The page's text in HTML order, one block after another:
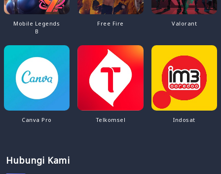
Mobile Legends
B
Free Fire Valorant
Canva Pro Telkomsel Indosat
Hubungi Kami